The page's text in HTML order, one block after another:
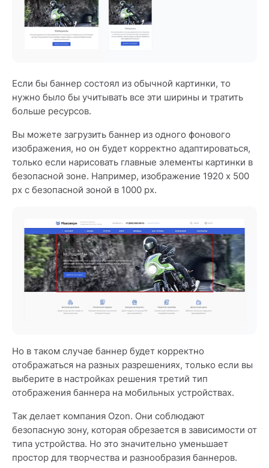
Если бы баннер состоял из обычной картинки, то
нужно было бы учитывать все эти ширины и тратить
больше ресурсов.
Вы можете загрузить баннер из одного фонового
изображения, но он будет корректно адаптироваться,
только если нарисовать главные элементы картинки в
безопасной зоне. Например, изображение 1920 x 500
px с безопасной зоной в 1000 px.
Но в таком случае баннер будет корректно
отображаться на разных разрешениях, только если вы
выберите в настройках решения третий тип
отображения баннера на мобильных устройствах.
Так делает компания Ozon. Они соблюдают
безопасную зону, которая обрезается в зависимости от
типа устройства. Но это значительно уменьшает
простор для творчества и разнообразия баннеров.